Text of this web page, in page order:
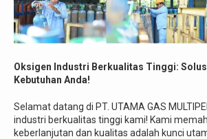
Oksigen Industri Berkualitas Tinggi:
Kebutuhan Anda!
Selamat datang di PT. UTAMA GAS
industri berkualitas tinggi kami! Kami
keberlanjutan dan kualitas adalah kunci